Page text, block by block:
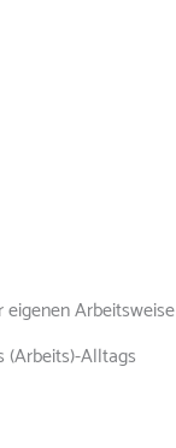
Arbeitsweise
(Arbeits)-Alltags